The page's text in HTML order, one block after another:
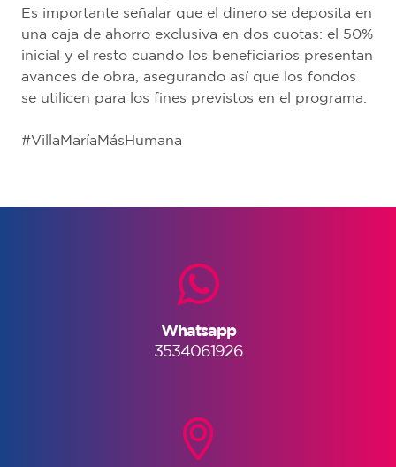
Es importante señalar que el dinero se deposita en
una caja de ahorro exclusiva en dos cuotas: el 50%
inicial y el resto cuando los beneficiarios presentan
avances de obra, asegurando así que los fondos
se utilicen para los fines previstos en el programa.
#VillaMaríaMásHumana
Whatsapp
3534061926